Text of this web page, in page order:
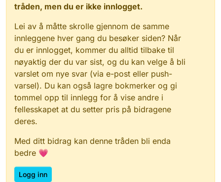
tråden, men du er ikke innlogget.
Lei av å måtte skrolle gjennom de samme
innleggene hver gang du besøker siden? Når
du er innlogget, kommer du alltid tilbake til
nøyaktig der du var sist, og du kan velge å bli
varslet om nye svar (via e-post eller push-
varsel). Du kan også lagre bokmerker og gi
tommel opp til innlegg for å vise andre i
fellesskapet at du setter pris på bidragene
deres.
Med ditt bidrag kan denne tråden bli enda
bedre 💗
Logg inn